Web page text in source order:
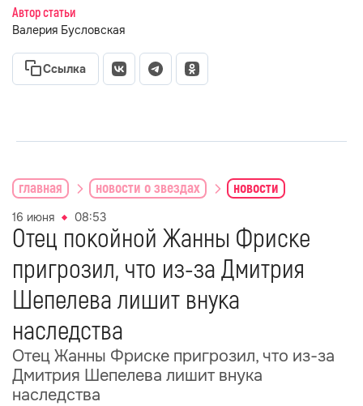
Автор статьи
Валерия Бусловская
Ссылка
главная новости о звездах новости
16 июня 08:53
Отец покойной Жанны Фриске
пригрозил, что из-за Дмитрия
Шепелева лишит внука
наследства
Отец Жанны Фриске пригрозил, что из-за
Дмитрия Шепелева лишит внука
наследства